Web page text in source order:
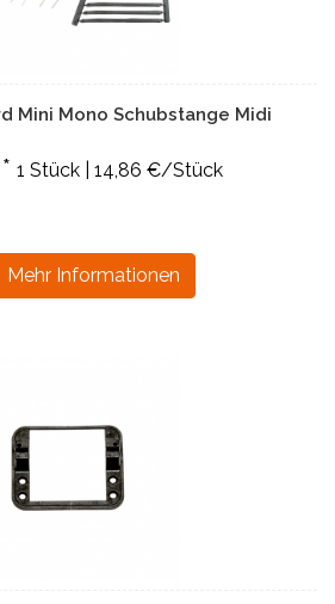
Mini Mono Schubstange Midi
1 Stück | 14,86 €/Stück
Mehr Informationen